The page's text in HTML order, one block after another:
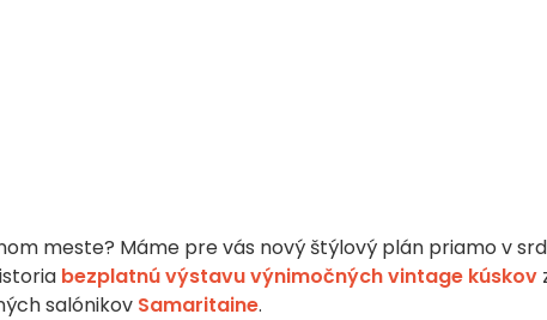
meste? Máme pre vás nový štýlový plán priamo v
bezplatnú výstavu výnimočných vintage kúskov
salónikov Samaritaine.